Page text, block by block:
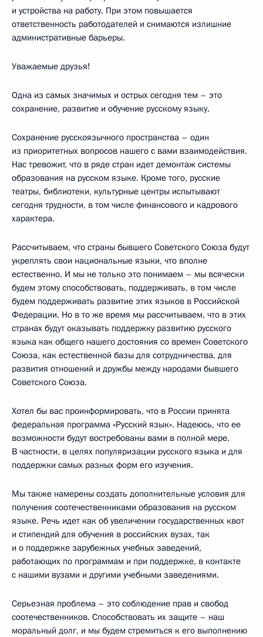
и устройства на работу. При этом повышается
ответственность работодателей и снимаются излишние
административные барьеры.
Уважаемые друзья!
Одна из самых значимых и острых сегодня тем – это
сохранение, развитие и обучение русскому языку.
Сохранение русскоязычного пространства – один
из приоритетных вопросов нашего с вами взаимодействия.
Нас тревожит, что в ряде стран идет демонтаж системы
образования на русском языке. Кроме того, русские
театры, библиотеки, культурные центры испытывают
сегодня трудности, в том числе финансового и кадрового
характера.
Рассчитываем, что страны бывшего Советского Союза будут
укреплять свои национальные языки, что вполне
естественно. И мы не только это понимаем – мы всячески
будем этому способствовать, поддерживать, в том числе
будем поддерживать развитие этих языков в Российской
Федерации. Но в то же время мы рассчитываем, что в этих
странах будут оказывать поддержку развитию русского
языка как общего нашего достояния со времен Советского
Союза, как естественной базы для сотрудничества, для
развития отношений и дружбы между народами бывшего
Советского Союза.
Хотел бы вас проинформировать, что в России принята
федеральная программа «Русский язык». Надеюсь, что ее
возможности будут востребованы вами в полной мере.
В частности, в целях популяризации русского языка и для
поддержки самых разных форм его изучения.
Мы также намерены создать дополнительные условия для
получения соотечественниками образования на русском
языке. Речь идет как об увеличении государственных квот
и стипендий для обучения в российских вузах, так
и о поддержке зарубежных учебных заведений,
работающих по программам и при поддержке, в контакте
с нашими вузами и другими учебными заведениями.
Серьезная проблема – это соблюдение прав и свобод
соотечественников. Способствовать их защите – наш
моральный долг, и мы будем стремиться к его выполнению